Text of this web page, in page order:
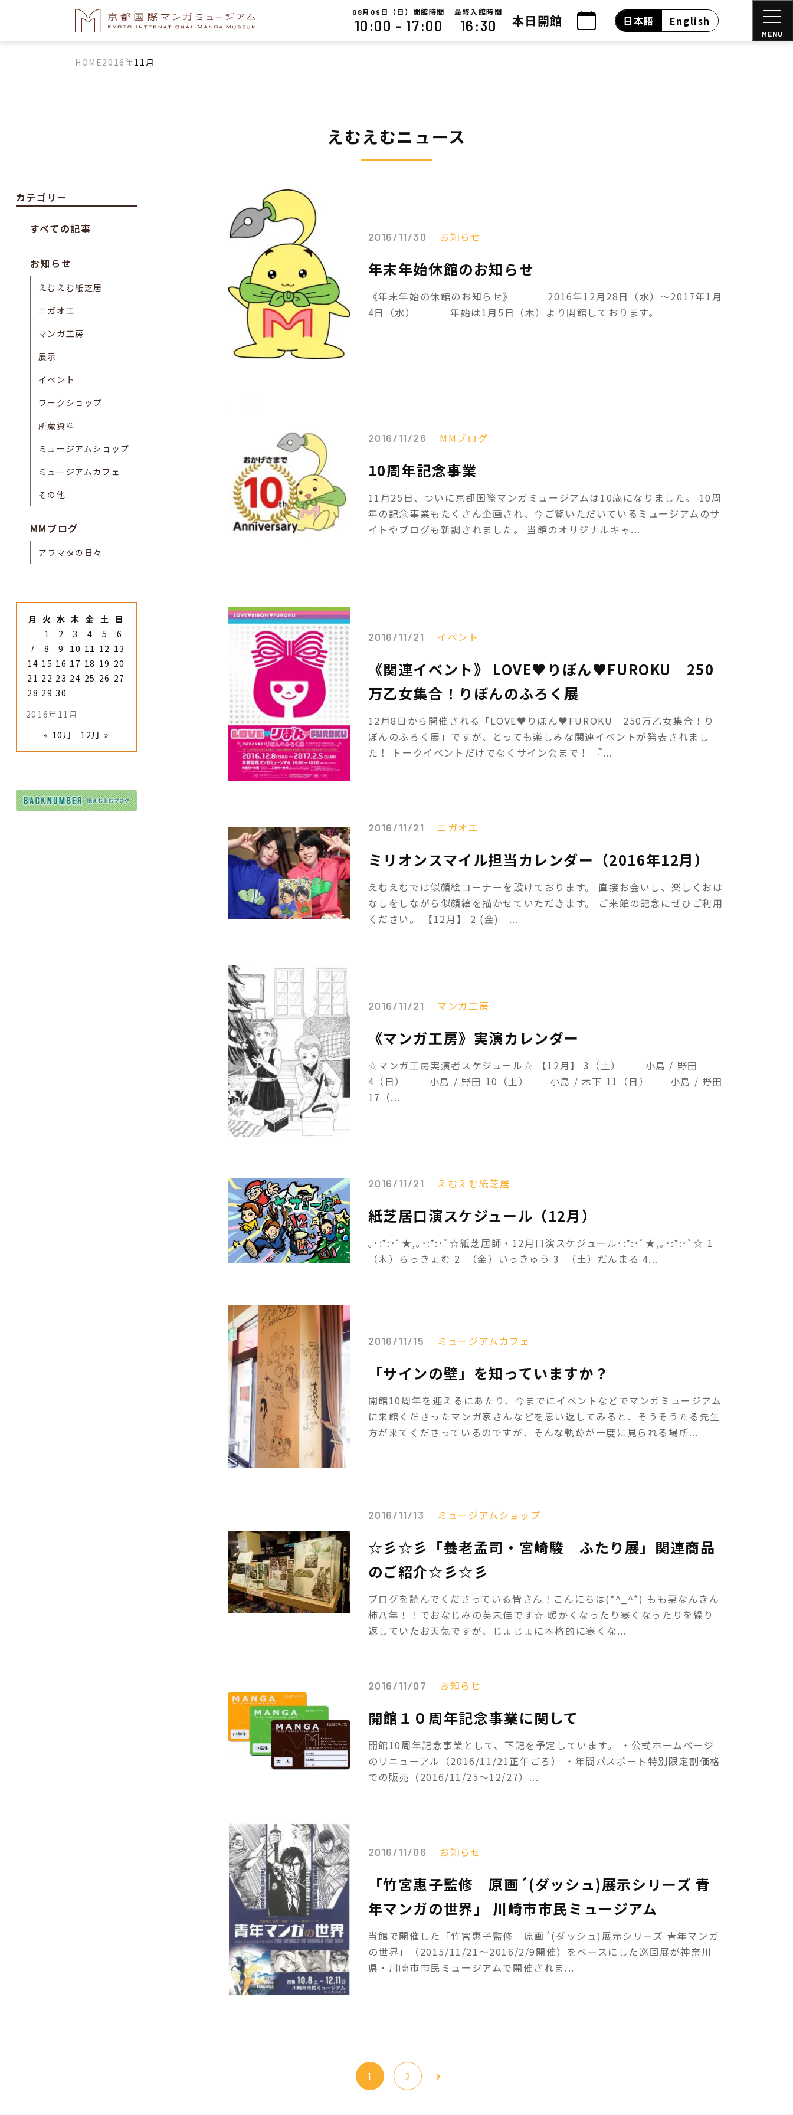
08月 09 日（日）開館時間
10:00 - 17:00
最終入館時間
16:30 本日開館 日本語 English
MENU
HOME2016年11月
えむえむニュース
2016/11/30 お知らせ
年末年始休館のお知らせ
《年末年始の休館のお知らせ》 2016年12月28日（水）～2017年1月
4日（水） 年始は1月5日（木）より開館しております。
2016/11/26 MMブログ
10周年記念事業
11月25日、ついに京都国際マンガミュージアムは10歳になりました。 10周
年の記念事業もたくさん企画され、今ご覧いただいているミュージアムのサ
イトやブログも新調されました。 当館のオリジナルキャ...
2016/11/21 イベント
《関連イベント》 LOVE♥りぼん♥FUROKU 250
万乙女集合！りぼんのふろく展
12月8日から開催される「LOVE♥りぼん♥FUROKU 250万乙女集合！り
ぼんのふろく展」ですが、とっても楽しみな関連イベントが発表されまし
た！ トークイベントだけでなくサイン会まで！ 『...
2016/11/21 ニガオエ
ミリオンスマイル担当カレンダー（2016年12月）
えむえむでは似顔絵コーナーを設けております。 直接お会いし、楽しくおは
なしをしながら似顔絵を描かせていただきます。 ご来館の記念にぜひご利用
ください。 【12月】 2 (金) ...
2016/11/21 マンガ工房
《マンガ工房》実演カレンダー
☆マンガ工房実演者スケジュール☆ 【12月】 3（土） 小島 / 野田
4（日） 小島 / 野田 10（土） 小島 / 木下 11（日） 小島 / 野田
17（...
2016/11/21 えむえむ紙芝居
紙芝居口演スケジュール（12月）
｡･:*:･ﾟ★,｡･:*:･ﾟ☆紙芝居師・12月口演スケジュール･:*:･ﾟ★,｡･:*:･ﾟ☆ 1
（木）らっきょむ 2 （金）いっきゅう 3 （土）だんまる 4...
2016/11/15 ミュージアムカフェ
「サインの壁」を知っていますか？
開館10周年を迎えるにあたり、今までにイベントなどでマンガミュージアム
に来館くださったマンガ家さんなどを思い返してみると、そうそうたる先生
方が来てくださっているのですが、そんな軌跡が一度に見られる場所...
2016/11/13 ミュージアムショップ
☆彡☆彡「養老孟司・宮崎駿 ふたり展」関連商品
のご紹介☆彡☆彡
ブログを読んでくださっている皆さん！こんにちは(*^_^*) もも栗なんきん
柿八年！！でおなじみの英未佳です☆ 暖かくなったり寒くなったりを繰り
返していたお天気ですが、じょじょに本格的に寒くな...
2016/11/07 お知らせ
開館１０周年記念事業に関して
開館10周年記念事業として、下記を予定しています。 ・公式ホームページ
のリニューアル（2016/11/21正午ごろ） ・年間パスポート特別限定割価格
での販売（2016/11/25～12/27）...
2016/11/06 お知らせ
「竹宮惠子監修 原画´(ダッシュ)展示シリーズ 青
年マンガの世界」 川崎市市民ミュージアム
当館で開催した「竹宮惠子監修 原画´(ダッシュ)展示シリーズ 青年マンガ
の世界」（2015/11/21～2016/2/9開催）をベースにした巡回展が神奈川
県・川崎市市民ミュージアムで開催されま...
1 2
カテゴリー
すべての記事
お知らせ
えむえむ紙芝居
ニガオエ
マンガ工房
展示
イベント
ワークショップ
所蔵資料
ミュージアムショップ
ミュージアムカフェ
その他
MMブログ
アラマタの日々
2016年11月
月 火 水 木 金 土
日
1
2 3 4 5
6
7
8 9 10 11 12 13
14 15 16 17 18 19 20
21 22 23 24 25 26 27
28 29 30
« 10月 12月 »